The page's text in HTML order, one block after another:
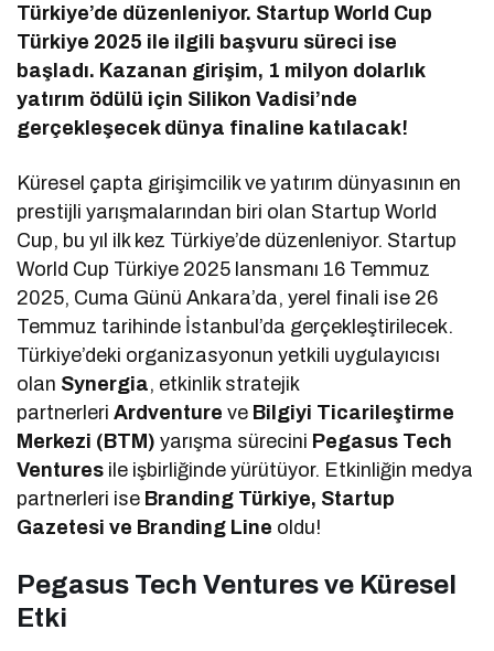
Türkiye’de düzenleniyor. Startup World Cup
Türkiye 2025 ile ilgili başvuru süreci ise
başladı. Kazanan girişim, 1 milyon dolarlık
yatırım ödülü için Silikon Vadisi’nde
gerçekleşecek dünya finaline katılacak!
Küresel çapta girişimcilik ve yatırım dünyasının en
prestijli yarışmalarından biri olan Startup World
Cup, bu yıl ilk kez Türkiye’de düzenleniyor. Startup
World Cup Türkiye 2025 lansmanı 16 Temmuz
2025, Cuma Günü Ankara’da, yerel finali ise 26
Temmuz tarihinde İstanbul’da gerçekleştirilecek.
Türkiye’deki organizasyonun yetkili uygulayıcısı
olan Synergia, etkinlik stratejik
partnerleri Ardventureve Bilgiyi Ticarileştirme
Merkezi (BTM)yarışma sürecini Pegasus Tech
Ventures ile işbirliğinde yürütüyor. Etkinliğin medya
partnerleri ise Branding Türkiye, Startup
Gazetesive Branding Line oldu!
Pegasus Tech Ventures ve Küresel
Etki